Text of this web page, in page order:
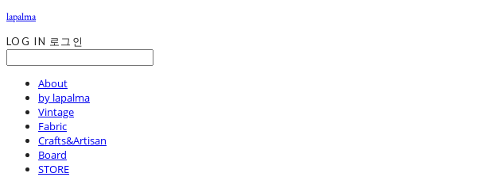
lapalma
LOG IN 로그인
About
by lapalma
Vintage
Fabric
Crafts&Artisan
Board
STORE